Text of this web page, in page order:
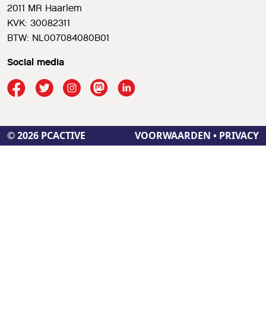
2011 MR Haarlem
KVK: 30082311
BTW: NL007084080B01
Social media
© 2026 PCACTIVE VOORWAARDEN • PRIVACY